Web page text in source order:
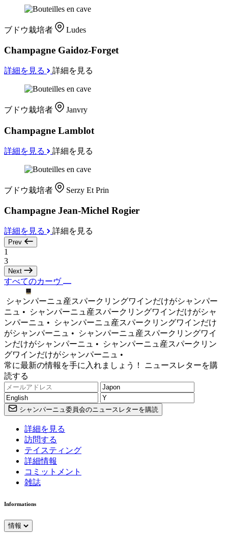
ブドウ栽培者 Ludes
Champagne Gaidoz-Forget
詳細を見る 詳細を見る
ブドウ栽培者 Janvry
Champagne Lamblot
詳細を見る 詳細を見る
ブドウ栽培者 Serzy Et Prin
Champagne Jean-Michel Rogier
詳細を見る 詳細を見る
Prev
1
3
Next
すべてのカーヴ
シャンパーニュ産スパークリングワインだけがシャンパー
ニュ •
シャンパーニュ産スパークリングワインだけがシャ
ンパーニュ •
シャンパーニュ産スパークリングワインだけ
がシャンパーニュ •
シャンパーニュ産スパークリングワイ
ンだけがシャンパーニュ •
シャンパーニュ産スパークリン
グワインだけがシャンパーニュ •
常に最新の情報を手に入れましょう！ ニュースレターを購
読する
シャンパーニュ委員会のニュースレターを購読
詳細を見る
訪問する
テイスティング
詳細情報
コミットメント
雑誌
Informations
情報